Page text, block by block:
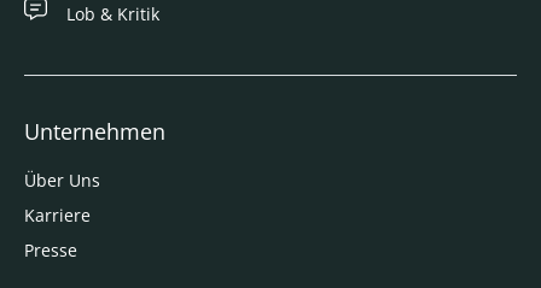
Lob & Kritik
Unternehmen
Über Uns
Karriere
Presse